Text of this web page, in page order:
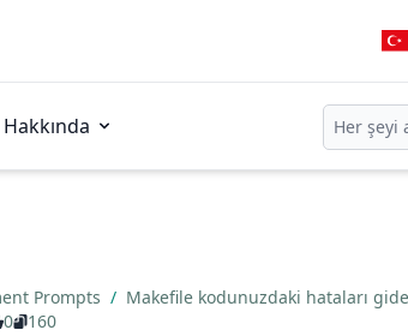
Hakkında
Prompts / Makefile kodunuzdaki hataları
0 160